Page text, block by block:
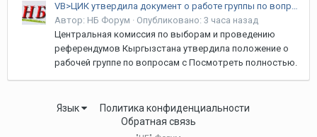
VB>ЦИК утвердила документ о работе группы по вопросам инклюзивных выборов
Автор: НБ Форум · Опубликовано: 3 часа назад
Центральная комиссия по выборам и проведению
референдумов Кыргызстана утвердила положение о
рабочей группе по вопросам с Посмотреть полностью.
Язык
Политика конфиденциальности
Обратная связь